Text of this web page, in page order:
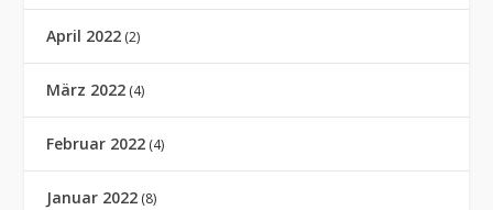
April 2022 (2)
März 2022 (4)
Februar 2022 (4)
Januar 2022 (8)